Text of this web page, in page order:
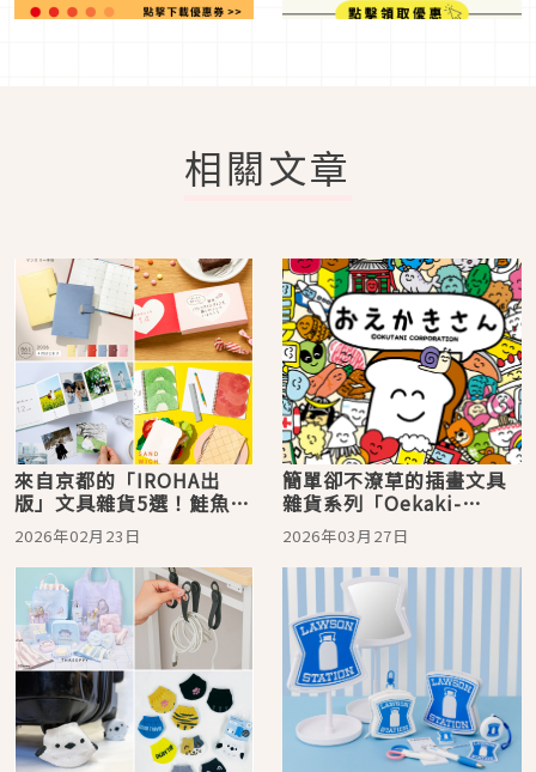
相關文章
來自京都的「IROHA出
版」文具雜貨5選！鮭魚三
明治筆記本也太妙
2026年02月23日
簡單卻不潦草的插畫文具
雜貨系列「Oekaki-
san（おえかきさん）」，
可愛笑臉自成一格
2026年03月27日